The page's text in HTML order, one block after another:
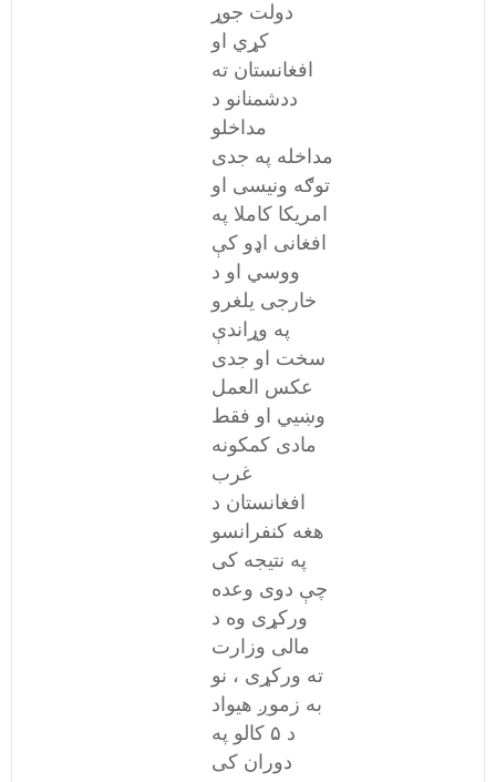
دولت جوړ
کړي او
افغانستان ته
ددشمنانو د
مداخلو
مداخله په جدی
توګه ونیسی او
امریکا کاملا په
افغانی اډو کې
ووسي او د
خارجی یلغرو
په وړاندې
سخت او جدی
عکس العمل
وښيي او فقط
مادی کمکونه
غرب
افغانستان د
هغه کنفرانسو
په نتیجه کی
چې دوی وعده
ورکړی وه د
مالی وزارت
ته ورکړی ، نو
به زموږ هیواد
د ۵ کالو په
دوران کی